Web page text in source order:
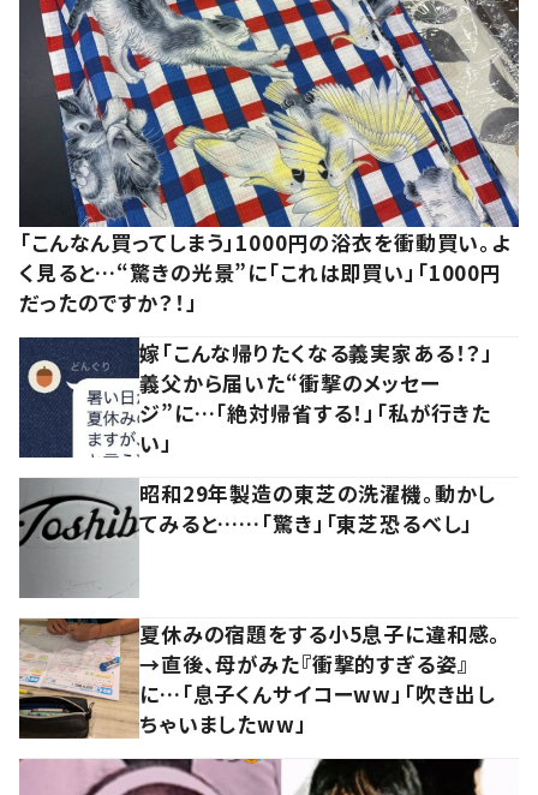
「こんなん買ってしまう」1000円の浴衣を衝動買い。よ
く見ると…“驚きの光景”に「これは即買い」「1000円
だったのですか？！」
嫁「こんな帰りたくなる義実家ある！？」
義父から届いた“衝撃のメッセー
ジ”に…「絶対帰省する！」「私が行きた
い」
昭和29年製造の東芝の洗濯機。動かし
てみると……「驚き」「東芝恐るべし」
夏休みの宿題をする小5息子に違和感。
→直後、母がみた『衝撃的すぎる姿』
に…「息子くんサイコーww」「吹き出し
ちゃいましたww」